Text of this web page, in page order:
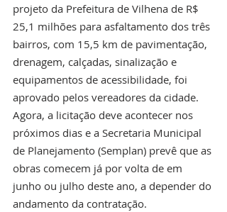
projeto da Prefeitura de Vilhena de R$
25,1 milhões para asfaltamento dos três
bairros, com 15,5 km de pavimentação,
drenagem, calçadas, sinalização e
equipamentos de acessibilidade, foi
aprovado pelos vereadores da cidade.
Agora, a licitação deve acontecer nos
próximos dias e a Secretaria Municipal
de Planejamento (Semplan) prevê que as
obras comecem já por volta de em
junho ou julho deste ano, a depender do
andamento da contratação.